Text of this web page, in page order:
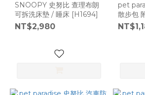
SNOOPY 史努比 查理布朗
可拆洗床墊 / 睡床 [H1694]
NT$2,980
pet
散步包